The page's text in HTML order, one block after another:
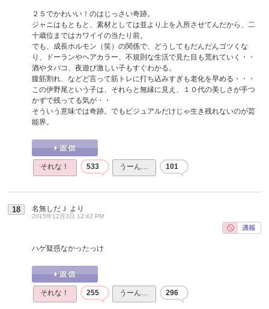
２５でかわいい！のはじっさい奇跡。
ジャニはもともと、素材としては並より上を入所させてんだから、二
十歳位まではカワイイの当たり前。
でも、成長ホルモン（笑）の関係で、どうしてもだんだんゴツくな
り、ドーランやヘアカラー、不規則な生活で見た目も荒れていく・・
酒やタバコ、夜遊び激しい子もすぐわかる。
腹筋割れ、などど言って筋トレに打ち込みすぎも老化を早める・・・
この伊野尾という子は、それらと無縁に見え、１０代の美しさが手つ
かずで残ってる気が・・
そういう意味では奇跡。でもビジュアルだけじゃ生き残れないのが芸
能界。
それな！ 533 うーん… 101
18 名無しだＪ より
2015年12月3日 12:42 PM
ハゲ疑惑なかったっけ
それな！ 255 うーん… 296